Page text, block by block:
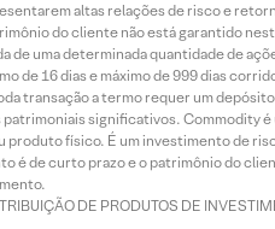
altas relações de risco e
do cliente não está garantido
uma determinada quantidade de
16 dias e máximo de 999 dias
transação a termo requer um
significativos.
físico. É um investimento de
é de curto prazo e o patrimônio do
DE PRODUTOS DE